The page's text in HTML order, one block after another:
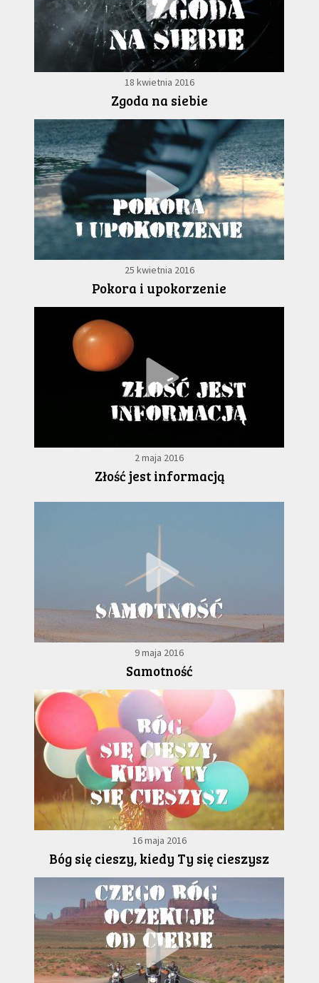
18 kwietnia 2016
Zgoda na siebie
25 kwietnia 2016
Pokora i upokorzenie
2 maja 2016
Złość jest informacją
9 maja 2016
Samotność
16 maja 2016
Bóg się cieszy, kiedy Ty się cieszysz